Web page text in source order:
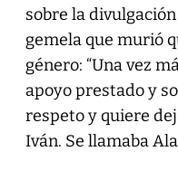
sobre la
gemela que murió
género: “Una vez
apoyo prestado y
respeto y quiere
Iván. Se llamaba